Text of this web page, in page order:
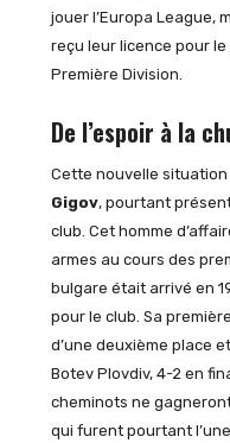
jouer l’Europa League,
reçu leur licence pour le
Première Division.
De l’espoir à la
Cette nouvelle
Gigov, pourtant
club. Cet homme
armes au cours des
bulgare était arrivé en
pour le club. Sa
d’une deuxième place
Botev Plovdiv, 4-2 en
cheminots ne
qui furent pourtant